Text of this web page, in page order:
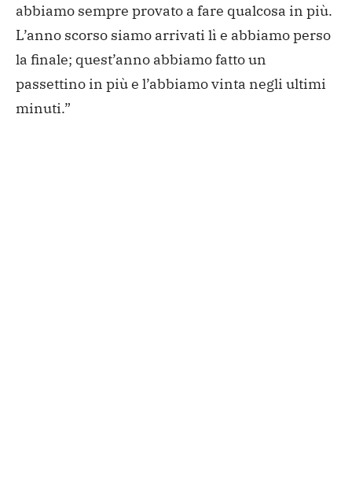
abbiamo sempre provato a fare qualcosa in più.
L’anno scorso siamo arrivati lì e abbiamo perso
la finale; quest’anno abbiamo fatto un
passettino in più e l’abbiamo vinta negli ultimi
minuti.”